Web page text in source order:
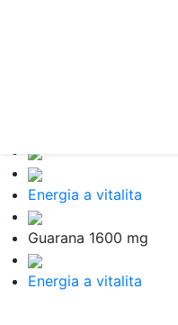
Energia a vitalita
Guarana 1600 mg
Energia a vitalita